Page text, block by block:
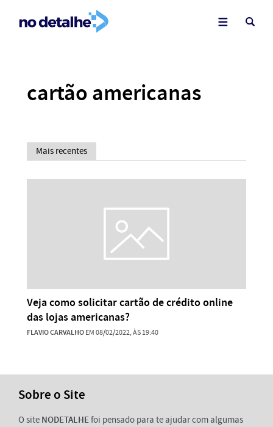
cartão americanas
Mais recentes
Veja como solicitar cartão de crédito online
das lojas americanas?
FLAVIO CARVALHOEM 08/02/2022, ÀS 19:40
Sobre o Site
O site NODETALHEfoi pensado para te ajudar com algumas